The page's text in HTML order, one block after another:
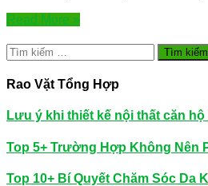
Read More »
Tìm
kiếm
cho:
Rao Vặt Tổng Hợp
Lưu ý khi thiết kế nội thất căn hộ
Top 5+ Trường Hợp Không Nên
Top 10+ Bí Quyết Chăm Sóc Da